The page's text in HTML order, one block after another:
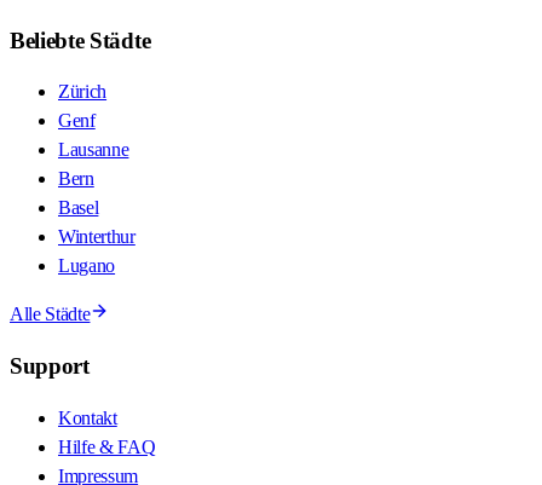
Beliebte Städte
Zürich
Genf
Lausanne
Bern
Basel
Winterthur
Lugano
Alle Städte
Support
Kontakt
Hilfe & FAQ
Impressum